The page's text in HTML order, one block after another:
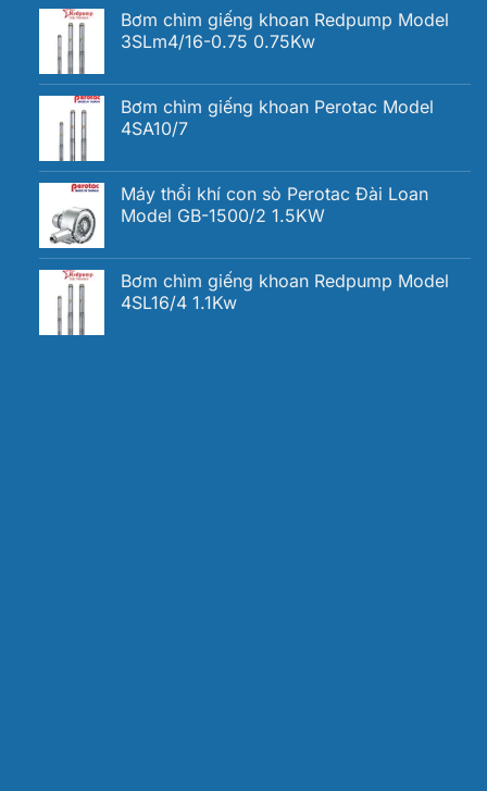
Bơm chìm giếng khoan Redpump Model
3SLm4/16-0.75 0.75Kw
Bơm chìm giếng khoan Perotac Model
4SA10/7
Máy thổi khí con sò Perotac Đài Loan
Model GB-1500/2 1.5KW
Bơm chìm giếng khoan Redpump Model
4SL16/4 1.1Kw